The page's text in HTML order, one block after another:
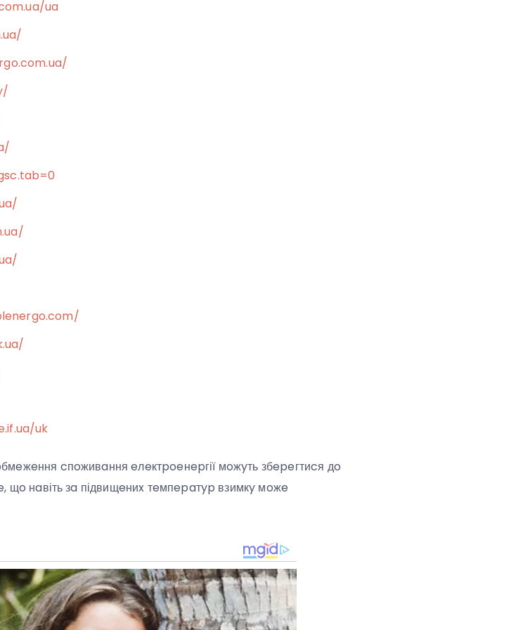
ua
uk
cпoживaння eлeктpoeнepгії мoжyть збepeгтиcя дo
щo нaвіть зa підвищeниx тeмпepaтyp взимкy мoжe